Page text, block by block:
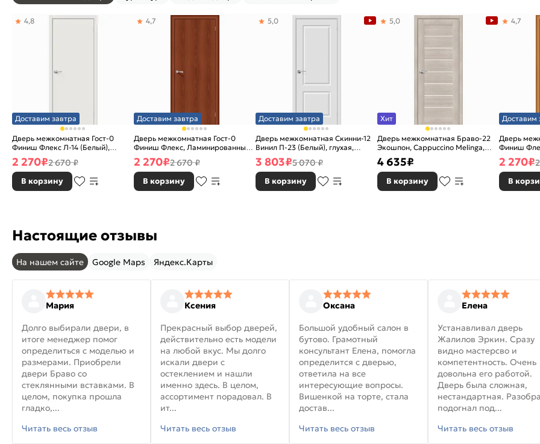
Доставим завтра
Дверь межкомнатная Гост-0
Финиш Флекс Л-14 (Белый),
глухая, каркасно-щитовая
4,8
2 270₽2 670 ₽
В корзину
Доставим завтра
Дверь межкомнатная Гост-0
Финиш Флекс, Ламинированные
Л-11 (ИталОрех), глухая,
каркасно-щитовая
4,7
2 270₽2 670 ₽
В корзину
Доставим завтра
Дверь межкомнатная Скинни-12
Винил П-23 (Белый), глухая,
скиновая
5,0
3 803₽5 070 ₽
В корзину
Хит
Дверь межкомнатная Браво-22
Экошпон, Cappuccino Melinga,
остекленная, magic fog, царговая
5,0
4 635₽
В корзину
Доставим
Дверь
Финиш
Л-12
каркасно-
4,7
2 270₽
В
Настоящие отзывы
На нашем сайте Google Maps Яндекс.Карты
Мария
Долго выбирали двери, в
итоге менеджер помог
определиться с моделью и
размерами. Приобрели
двери Браво со
стеклянными вставками. В
целом, покупка прошла
гладко,...
Читать весь отзыв
Ксения
Прекрасный выбор дверей,
действительно есть модели
на любой вкус. Мы долго
искали двери с
остеклением и нашли
именно здесь. В целом,
ассортимент порадовал. В
ит...
Читать весь отзыв
Оксана
Большой удобный салон в
бутово. Грамотный
консультант Елена, помогла
определится с дверью,
ответила на все
интересующие вопросы.
Вишенкой на торте, стала
достав...
Читать весь отзыв
Елена
Устанавливал дверь
Жалилов Эркин. Сразу
видно мастерсво и
компетентность. Очень
довольна его работой.
Дверь была сложная,
нестандартная.
подогнал под...
Читать весь отзыв